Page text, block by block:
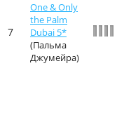
7
One & Only
the Palm
Dubai 5*
(Пальма
Джумейра)